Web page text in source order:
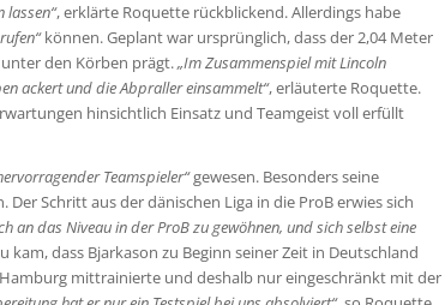
lassen“, erklärte Roquette rückblickend. Allerdings habe
können. Geplant war ursprünglich, dass der 2,04 Meter
den Körben prägt.„Im Zusammenspiel mit Lincoln
ackert und die Abpraller einsammelt“, erläuterte Roquette.
hinsichtlich Einsatz und Teamgeist voll erfüllt
Teamspieler“gewesen. Besonders seine
Schritt aus der dänischen Liga in die ProB erwies sich
an das Niveau in der ProB zu gewöhnen, und sich selbst eine
kam, dass Bjarkason zu Beginn seiner Zeit in Deutschland
mittrainierte und deshalb nur eingeschränkt mit der